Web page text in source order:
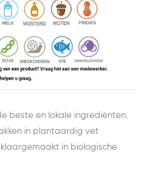
beste en lokale ingrediënten.
in plantaardig vet
in biologische